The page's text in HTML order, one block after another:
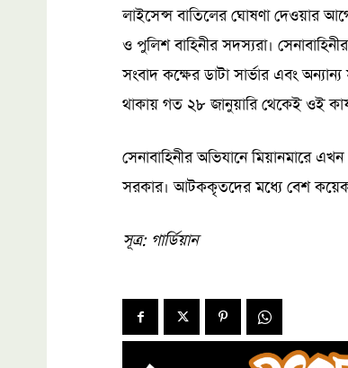
লাইসেন্স বাতিলের ঘোষণা দেওয়ার
ও পুলিশ বাহিনীর সদস্যরা।
সংবাদ কক্ষের ডাটা সার্ভার এবং
থাকায় গত ২৮ জানুয়ারি থেকেই ওই
সেনাবাহিনীর অভিযানে মিয়ানমারে
সরকার। আটককৃতদের মধ্যে বেশ কয়েক
সূত্র: গার্ডিয়ান